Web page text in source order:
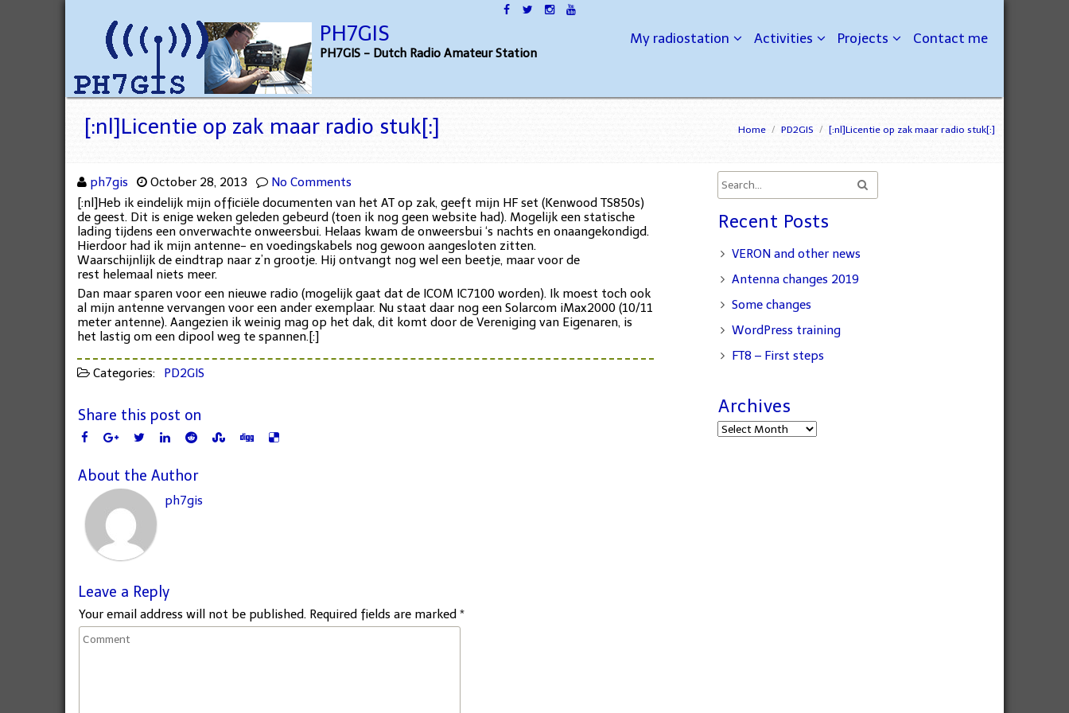
PH7GIS
PH7GIS - Dutch Radio Amateur Station
My radiostation Activities Projects Contact me
Home / PD2GIS / [:nl]Licentie op zak maar radio stuk[:]
[:nl]Licentie op zak maar radio stuk[:]
ph7gis October 28, 2013
No Comments
[:nl]Heb ik eindelijk mijn officiële documenten van het AT op zak, geeft mijn HF set (Kenwood TS850s)
de geest. Dit is enige weken geleden gebeurd (toen ik nog geen website had). Mogelijk een statische
lading tijdens een onverwachte onweersbui. Helaas kwam de onweersbui ‘s nachts en onaangekondigd.
Hierdoor had ik mijn antenne- en voedingskabels nog gewoon aangesloten zitten.
Waarschijnlijk de eindtrap naar z’n grootje. Hij ontvangt nog wel een beetje, maar voor de
rest helemaal niets meer.
Dan maar sparen voor een nieuwe radio (mogelijk gaat dat de ICOM IC7100 worden). Ik moest toch ook
al mijn antenne vervangen voor een ander exemplaar. Nu staat daar nog een Solarcom iMax2000 (10/11
meter antenne). Aangezien ik weinig mag op het dak, dit komt door de Vereniging van Eigenaren, is
het lastig om een dipool weg te spannen.[:]
Categories: PD2GIS
Share this post on
About the Author
ph7gis
Leave a Reply
Your email address will not be published. Required fields are marked *
Recent Posts
VERON and other news
Antenna changes 2019
Some changes
WordPress training
FT8 – First steps
Archives